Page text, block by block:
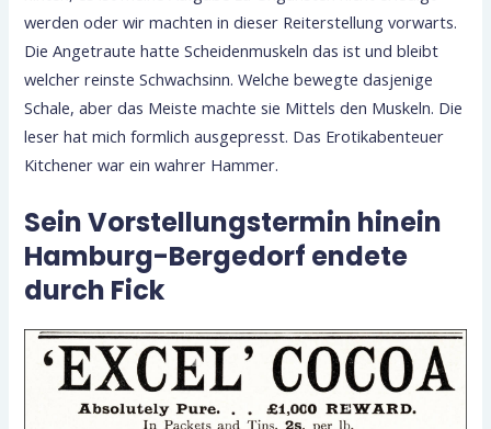
werden oder wir machten in dieser Reiterstellung vorwarts.
Die Angetraute hatte Scheidenmuskeln das ist und bleibt
welcher reinste Schwachsinn. Welche bewegte dasjenige
Schale, aber das Meiste machte sie Mittels den Muskeln. Die
leser hat mich formlich ausgepresst. Das Erotikabenteuer
Kitchener war ein wahrer Hammer.
Sein Vorstellungstermin hinein
Hamburg-Bergedorf endete
durch Fick